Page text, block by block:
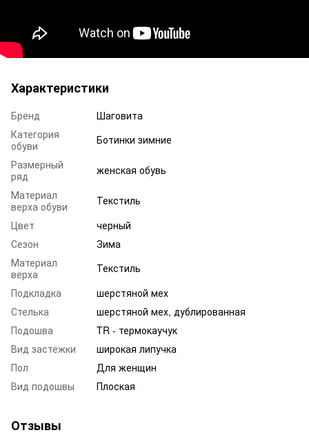
Характеристики
Бренд
Шаговита
Категория
обуви
Ботинки зимние
Размерный
ряд
женская обувь
Материал
верха обуви
Текстиль
Цвет
черный
Сезон
Зима
Материал
верха
Текстиль
Подкладка
шерстяной мех
Стелька
шерстяной мех, дублированная
Подошва
TR - термокаучук
Вид застежки
широкая липучка
Пол
Для женщин
Вид подошвы
Плоская
Отзывы